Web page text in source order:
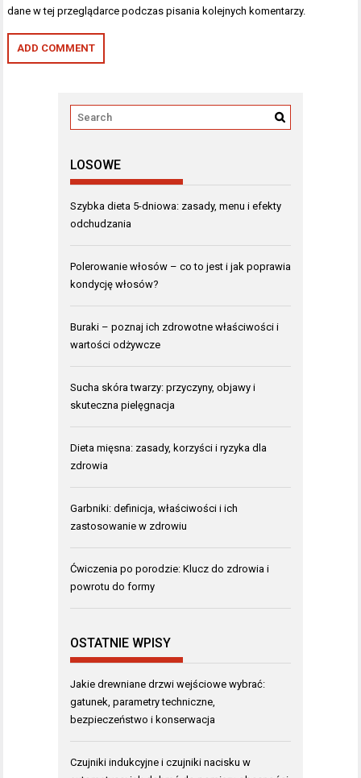
dane w tej przeglądarce podczas pisania kolejnych komentarzy.
LOSOWE
Szybka dieta 5-dniowa: zasady, menu i efekty
odchudzania
Polerowanie włosów – co to jest i jak poprawia
kondycję włosów?
Buraki – poznaj ich zdrowotne właściwości i
wartości odżywcze
Sucha skóra twarzy: przyczyny, objawy i
skuteczna pielęgnacja
Dieta mięsna: zasady, korzyści i ryzyka dla
zdrowia
Garbniki: definicja, właściwości i ich
zastosowanie w zdrowiu
Ćwiczenia po porodzie: Klucz do zdrowia i
powrotu do formy
OSTATNIE WPISY
Jakie drewniane drzwi wejściowe wybrać:
gatunek, parametry techniczne,
bezpieczeństwo i konserwacja
Czujniki indukcyjne i czujniki nacisku w